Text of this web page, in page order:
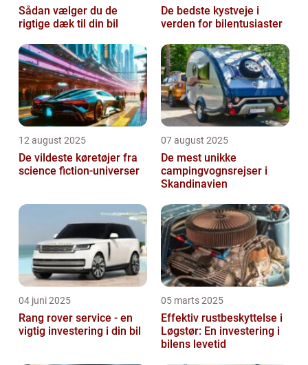
Sådan vælger du de
rigtige dæk til din bil
De bedste kystveje i
verden for bilentusiaster
12 august 2025
De vildeste køretøjer fra
science fiction-universer
07 august 2025
De mest unikke
campingvognsrejser i
Skandinavien
04 juni 2025
Rang rover service - en
vigtig investering i din bil
05 marts 2025
Effektiv rustbeskyttelse i
Løgstør: En investering i
bilens levetid